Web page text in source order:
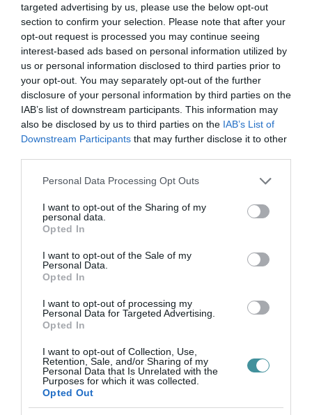
targeted advertising by us, please use the below opt-out
section to confirm your selection. Please note that after your
opt-out request is processed you may continue seeing
interest-based ads based on personal information utilized by
us or personal information disclosed to third parties prior to
your opt-out. You may separately opt-out of the further
disclosure of your personal information by third parties on the
IAB’s list of downstream participants. This information may
also be disclosed by us to third parties on the IAB’s List of
Downstream Participants that may further disclose it to other
Please note that this website/app uses one or more Google
not limited to your visit or usage behaviour. You may click to
grant or deny consent to Google and its third-party tags to
use your data for below specified purposes in below Google
consent section.
Personal Data Processing Opt Outs
I want to opt-out of the Sharing of my
personal data.
Opted In
I want to opt-out of the Sale of my
Personal Data.
Opted In
I want to opt-out of processing my
Personal Data for Targeted Advertising.
Opted In
I want to opt-out of Collection, Use,
Retention, Sale, and/or Sharing of my
Personal Data that Is Unrelated with the
Purposes for which it was collected.
Opted Out
ERDOĞAN: TÖRÖKORSZÁG NEM FOGJA JÓVÁHAGYNI A FINN ÉS A
SVÉD NATO-TAGSÁGOT, NE IS UTAZZANAK IDE, HOGY
MEGGYŐZZENEK
2022. május 17| Mindenki ügye
Recep Tayyip Erdoğan török ​​elnök a Reuters tudósítása szerint
május 16-án, este határozottan kijelentette, hogy nem fogja
jóváhagyni Finnország és Svédország csatlakozását a NATO-hoz.
A török e...
2022. május 20|Mindenki ügye
Ahogy a Főtér írja, komoly szerepet szánnak Erdélynek a NATO-
telepíti annak a harccsoportnak a jelentős részét, amivel
szeretn...
A NATO FŐTITKÁR-HELYETTES SZERINT OROSZORSZÁG MIATT MA
MÁR SZABAD KELET-EURÓPÁBA HADERŐT TELEPÍTENI
2022. május 30|
Mircea Geoană, a NATO-főtitkár-helyettese a hét végén
kijelentette, hogy az ukrajnai orosz invázióval összefüggésben az
észak-atlanti szövetség már nem kötődik Moszkvával szembeni
azon régi kötel...
HÁROM HÓNAPJA MÉG CSAK A DUNÁNTÚLRA, MOSTANTÓL
BÁRHOVA TELEPÍTHET FEGYVERES ERŐKET A NATO
2022. június 16|Mindenki ügye